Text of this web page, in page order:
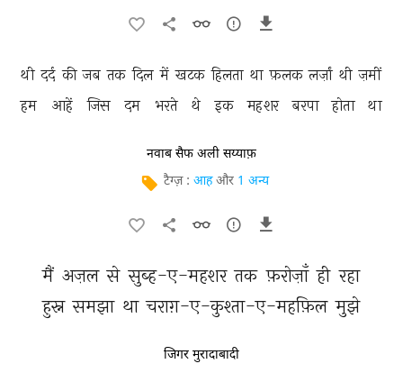
थी दर्द की जब तक दिल में खटक हिलता था फ़लक लर्ज़ां थी ज़मीं
हम
आहें जिस दम भरते थे इक महशर बरपा होता था
नवाब सैफ अली सय्याफ़
टैग्ज़ : आह और 1 अन्य
मैं अज़ल से सुब्ह-ए-महशर तक फ़रोज़ाँ ही रहा
हुस्न समझा था चराग़-ए-कुश्ता-ए-महफ़िल मुझे
जिगर मुरादाबादी